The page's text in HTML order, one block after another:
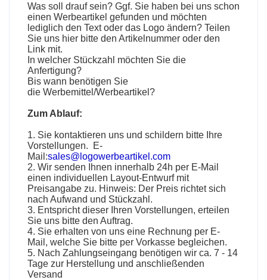
Was soll drauf sein? Ggf. Sie haben bei uns schon
einen Werbeartikel gefunden und möchten
lediglich den Text oder das Logo ändern? Teilen
Sie uns hier bitte den Artikelnummer oder den
Link mit.
In welcher Stückzahl möchten Sie die
Anfertigung?
Bis wann benötigen Sie
die Werbemittel /Werbeartikel ?
Zum Ablauf:
1. Sie kontaktieren uns und schildern bitte Ihre
Vorstellungen. E-
Mail:sales@logowerbeartikel.com
2. Wir senden Ihnen innerhalb 24h per E-Mail
einen individuellen Layout-Entwurf mit
Preisangabe zu. Hinweis: Der Preis richtet sich
nach Aufwand und Stückzahl.
3. Entspricht dieser Ihren Vorstellungen, erteilen
Sie uns bitte den Auftrag.
4. Sie erhalten von uns eine Rechnung per E-
Mail, welche Sie bitte per Vorkasse begleichen.
5. Nach Zahlungseingang benötigen wir ca. 7 - 14
Tage zur Herstellung und anschließenden
Versand